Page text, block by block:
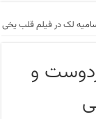
لک در فیلم قلب یخی
و